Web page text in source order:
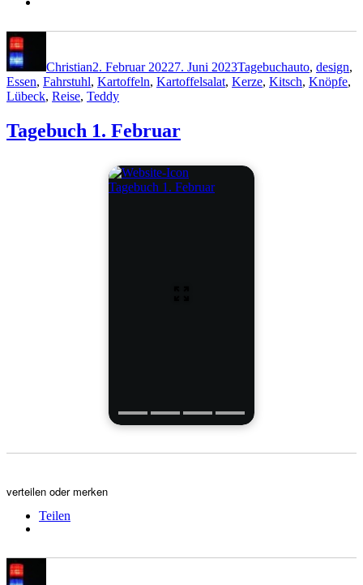
Christian2. Februar 20227. Juni 2023Tagebuchauto, design,
Essen, Fahrstuhl, Kartoffeln, Kartoffelsalat, Kerze, Kitsch, Knöpfe,
Lübeck, Reise, Teddy
Tagebuch 1. Februar
Tagebuch 1. Februar
verteilen oder merken
Teilen